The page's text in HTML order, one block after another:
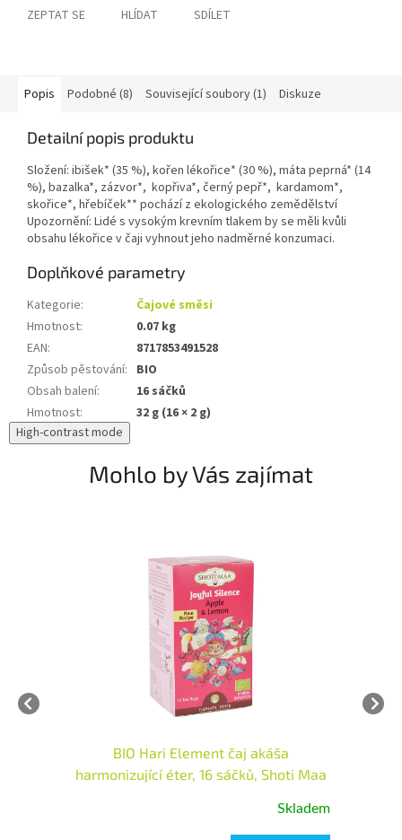
ZEPTAT SE HLÍDAT SDÍLET
Popis Podobné (8) Související soubory (1) Diskuze
Detailní popis produktu
Složení: ibišek* (35 %), kořen lékořice* (30 %), máta peprná* (14
%), bazalka*, zázvor*, kopřiva*, černý pepř*, kardamom*,
skořice*, hřebíček** pochází z ekologického zemědělství
Upozornění: Lidé s vysokým krevním tlakem by se měli kvůli
obsahu lékořice v čaji vyhnout jeho nadměrné konzumaci.
Doplňkové parametry
Kategorie:
Čajové směsi
Hmotnost:
0.07 kg
EAN:
8717853491528
Způsob pěstování: BIO
Obsah balení:
16 sáčků
Hmotnost:
32 g (16 × 2 g)
High-contrast mode
Mohlo by Vás zajímat
BIO Hari Element čaj agni harmonizující
oheň, 16 sáčků, Shoti Maa
Skladem